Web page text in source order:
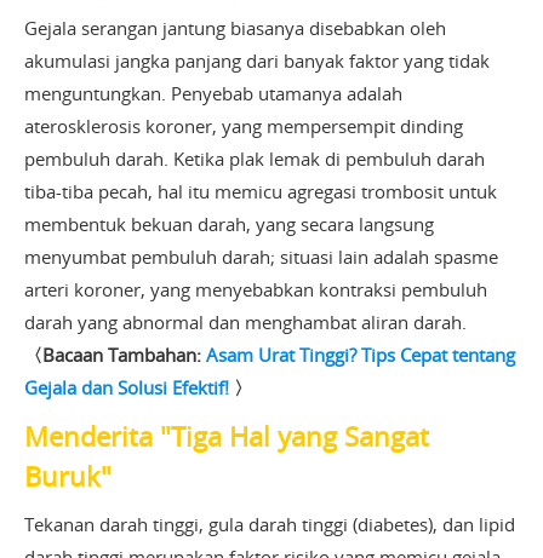
Gejala serangan jantung biasanya disebabkan oleh
akumulasi jangka panjang dari banyak faktor yang tidak
menguntungkan. Penyebab utamanya adalah
aterosklerosis koroner, yang mempersempit dinding
pembuluh darah. Ketika plak lemak di pembuluh darah
tiba-tiba pecah, hal itu memicu agregasi trombosit untuk
membentuk bekuan darah, yang secara langsung
menyumbat pembuluh darah; situasi lain adalah spasme
arteri koroner, yang menyebabkan kontraksi pembuluh
darah yang abnormal dan menghambat aliran darah.
〈Bacaan Tambahan: Asam Urat Tinggi? Tips Cepat tentang
Gejala dan Solusi Efektif! 〉
Menderita "Tiga Hal yang Sangat
Buruk"
Tekanan darah tinggi, gula darah tinggi (diabetes), dan lipid